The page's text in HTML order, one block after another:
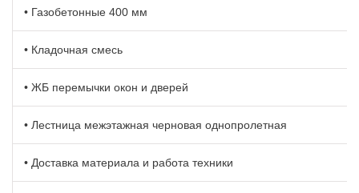
• Газобетонные 400 мм
• Кладочная смесь
• ЖБ перемычки окон и дверей
• Лестница межэтажная черновая однопролетная
• Доставка материала и работа техники